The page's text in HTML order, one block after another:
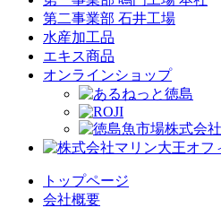
第二事業部 石井工場
水産加工品
エキス商品
オンラインショップ
トップページ
会社概要